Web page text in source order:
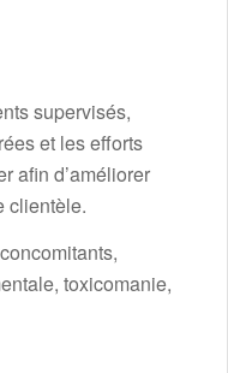
supervisés,
et les efforts
afin d’améliorer
clientèle.
toxicomanie,